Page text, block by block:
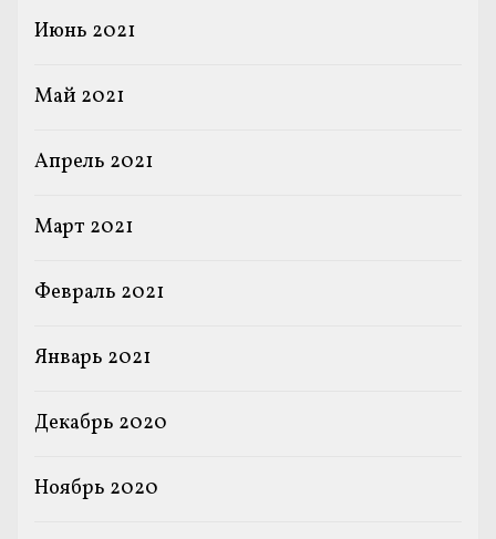
Июнь 2021
Май 2021
Апрель 2021
Март 2021
Февраль 2021
Январь 2021
Декабрь 2020
Ноябрь 2020